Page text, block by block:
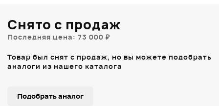
Снято с продаж
Последняя цена: 73 000 ₽
Товар был снят с продаж, но вы можете подобрать
аналоги из нашего каталога
Подобрать аналог